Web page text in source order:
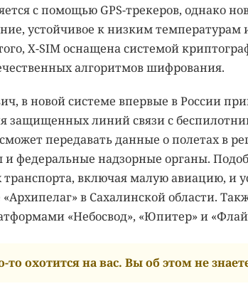
с помощью GPS-трекеров, однако
устойчивое к низким
X-SIM оснащена системой
алгоритмов шифрования.
в новой системе впервые в России
защищенных линий связи с
передавать данные о полетах в
федеральные надзорные органы.
включая малую авиацию, и
в Сахалинской области.
«Небосвод», «Юпитер» и
то охотится на вас. Вы об этом не